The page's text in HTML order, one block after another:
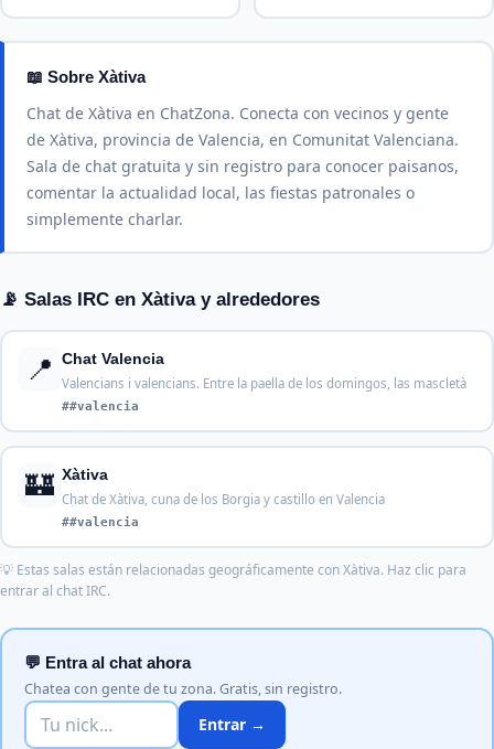
📖 Sobre Xàtiva
Chat de Xàtiva en ChatZona. Conecta con vecinos y gente
de Xàtiva, provincia de Valencia, en Comunitat Valenciana.
Sala de chat gratuita y sin registro para conocer paisanos,
comentar la actualidad local, las fiestas patronales o
simplemente charlar.
📡 Salas IRC en Xàtiva y alrededores
📍
Chat Valencia
Valencians i valencians. Entre la paella de los domingos, las mascletà
##valencia
🏰 Xàtiva
Chat de Xàtiva, cuna de los Borgia y castillo en Valencia
##valencia
💡 Estas salas están relacionadas geográficamente con Xàtiva. Haz clic para
entrar al chat IRC.
💬 Entra al chat ahora
Chatea con gente de tu zona. Gratis, sin registro.
Entrar →